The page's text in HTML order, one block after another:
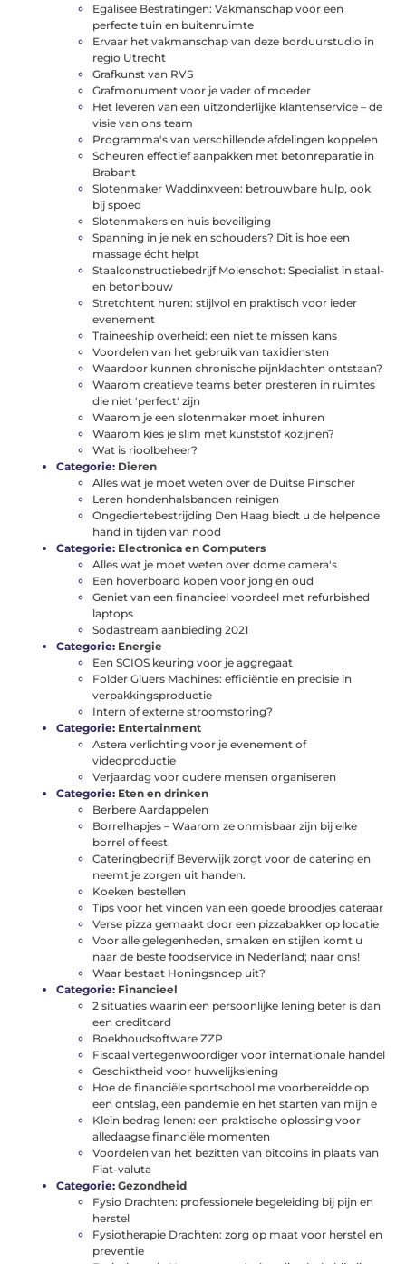
Egalisee Bestratingen: Vakmanschap voor een
perfecte tuin en buitenruimte
Ervaar het vakmanschap van deze borduurstudio in
regio Utrecht
Grafkunst van RVS
Grafmonument voor je vader of moeder
Het leveren van een uitzonderlijke klantenservice – de
visie van ons team
Programma's van verschillende afdelingen koppelen
Scheuren effectief aanpakken met betonreparatie in
Brabant
Slotenmaker Waddinxveen: betrouwbare hulp, ook
bij spoed
Slotenmakers en huis beveiliging
Spanning in je nek en schouders? Dit is hoe een
massage écht helpt
Staalconstructiebedrijf Molenschot: Specialist in staal-
en betonbouw
Stretchtent huren: stijlvol en praktisch voor ieder
evenement
Traineeship overheid: een niet te missen kans
Voordelen van het gebruik van taxidiensten
Waardoor kunnen chronische pijnklachten ontstaan?
Waarom creatieve teams beter presteren in ruimtes
die niet 'perfect' zijn
Waarom je een slotenmaker moet inhuren
Waarom kies je slim met kunststof kozijnen?
Wat is rioolbeheer?
Categorie: Dieren
Alles wat je moet weten over de Duitse Pinscher
Leren hondenhalsbanden reinigen
Ongediertebestrijding Den Haag biedt u de helpende
hand in tijden van nood
Categorie: Electronica en Computers
Alles wat je moet weten over dome camera's
Een hoverboard kopen voor jong en oud
Geniet van een financieel voordeel met refurbished
laptops
Sodastream aanbieding 2021
Categorie: Energie
Een SCIOS keuring voor je aggregaat
Folder Gluers Machines: efficiëntie en precisie in
verpakkingsproductie
Intern of externe stroomstoring?
Categorie: Entertainment
Astera verlichting voor je evenement of
videoproductie
Verjaardag voor oudere mensen organiseren
Categorie: Eten en drinken
Berbere Aardappelen
Borrelhapjes – Waarom ze onmisbaar zijn bij elke
borrel of feest
Cateringbedrijf Beverwijk zorgt voor de catering en
neemt je zorgen uit handen.
Koeken bestellen
Tips voor het vinden van een goede broodjes cateraar
Verse pizza gemaakt door een pizzabakker op locatie
Voor alle gelegenheden, smaken en stijlen komt u
naar de beste foodservice in Nederland; naar ons!
Waar bestaat Honingsnoep uit?
Categorie: Financieel
2 situaties waarin een persoonlijke lening beter is dan
een creditcard
Boekhoudsoftware ZZP
Fiscaal vertegenwoordiger voor internationale handel
Geschiktheid voor huwelijkslening
Hoe de financiële sportschool me voorbereidde op
een ontslag, een pandemie en het starten van mijn e
Klein bedrag lenen: een praktische oplossing voor
alledaagse financiële momenten
Voordelen van het bezitten van bitcoins in plaats van
Fiat-valuta
Categorie: Gezondheid
Fysio Drachten: professionele begeleiding bij pijn en
herstel
Fysiotherapie Drachten: zorg op maat voor herstel en
preventie